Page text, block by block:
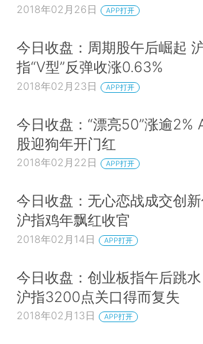
2018年02月26日 APP打开
今日收盘：周期股午后崛起
指“V型”反弹收涨0.63%
2018年02月23日 APP打开
今日收盘：“漂亮50”涨逾2%
股迎狗年开门红
2018年02月22日 APP打开
今日收盘：无心恋战成交创
沪指鸡年飘红收官
2018年02月14日 APP打开
今日收盘：创业板指午后跳水
沪指3200点关口得而复失
2018年02月13日 APP打开